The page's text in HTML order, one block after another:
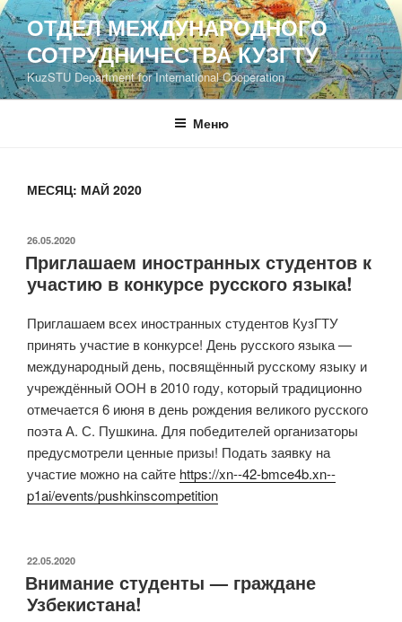
Перейти
к
содержимому
ОТДЕЛ МЕЖДУНАРОДНОГО
СОТРУДНИЧЕСТВА КУЗГТУ
KuzSTU Department for International Cooperation
Меню
МЕСЯЦ: МАЙ 2020
ОПУБЛИКОВАНО
26.05.2020
Приглашаем иностранных студентов к
участию в конкурсе русского языка!
Приглашаем всех иностранных студентов КузГТУ
принять участие в конкурсе! День русского языка —
международный день, посвящённый русскому языку и
учреждённый ООН в 2010 году, который традиционно
отмечается 6 июня в день рождения великого русского
поэта А. С. Пушкина. Для победителей организаторы
предусмотрели ценные призы! Подать заявку на
участие можно на сайте https://xn--42-bmce4b.xn--
p1ai/events/pushkinscompetition
ОПУБЛИКОВАНО
22.05.2020
Внимание студенты — граждане
Узбекистана!